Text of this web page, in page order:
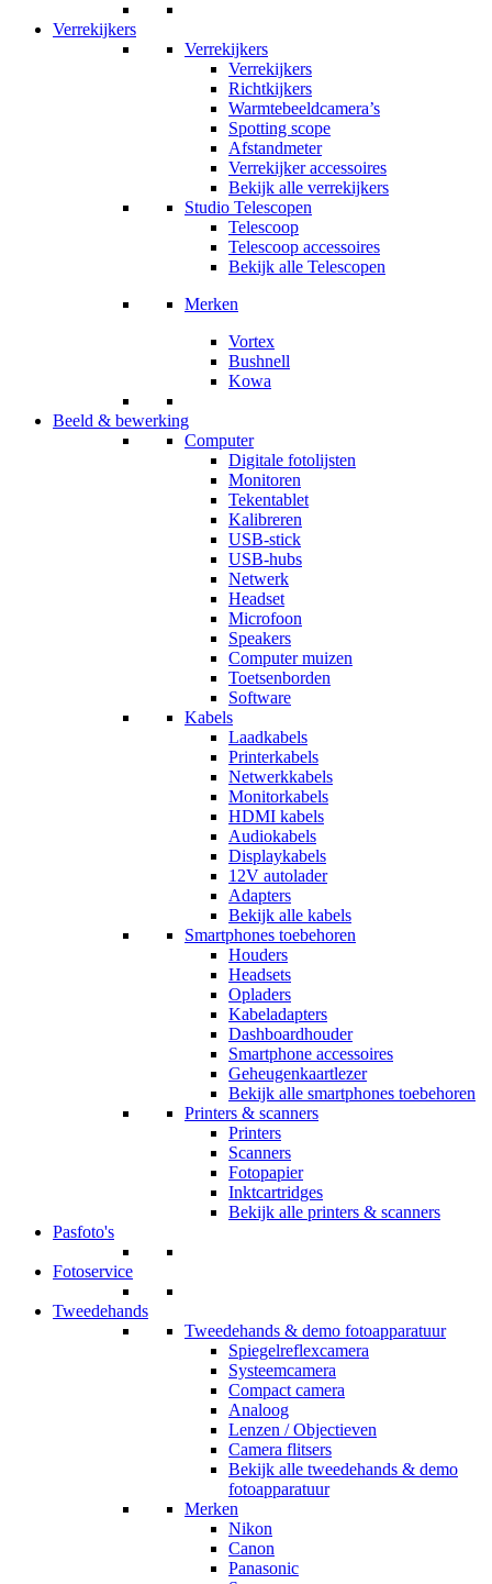
Verrekijkers
Verrekijkers
Verrekijkers
Richtkijkers
Warmtebeeldcamera’s
Spotting scope
Afstandmeter
Verrekijker accessoires
Bekijk alle verrekijkers
Studio Telescopen
Telescoop
Telescoop accessoires
Bekijk alle Telescopen
Merken
Vortex
Bushnell
Kowa
Beeld & bewerking
Computer
Digitale fotolijsten
Monitoren
Tekentablet
Kalibreren
USB-stick
USB-hubs
Netwerk
Headset
Microfoon
Speakers
Computer muizen
Toetsenborden
Software
Kabels
Laadkabels
Printerkabels
Netwerkkabels
Monitorkabels
HDMI kabels
Audiokabels
Displaykabels
12V autolader
Adapters
Bekijk alle kabels
Smartphones toebehoren
Houders
Headsets
Opladers
Kabeladapters
Dashboardhouder
Smartphone accessoires
Geheugenkaartlezer
Bekijk alle smartphones toebehoren
Printers & scanners
Printers
Scanners
Fotopapier
Inktcartridges
Bekijk alle printers & scanners
Pasfoto's
Fotoservice
Tweedehands
Tweedehands & demo fotoapparatuur
Spiegelreflexcamera
Systeemcamera
Compact camera
Analoog
Lenzen / Objectieven
Camera flitsers
Bekijk alle tweedehands & demo
fotoapparatuur
Merken
Nikon
Canon
Panasonic